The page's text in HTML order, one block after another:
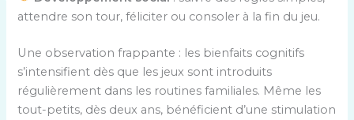
attendre son tour, féliciter ou consoler à la fin du jeu.
Une observation frappante : les bienfaits cognitifs
s’intensifient dès que les jeux sont introduits
régulièrement dans les routines familiales. Même les
tout-petits, dès deux ans, bénéficient d’une stimulation